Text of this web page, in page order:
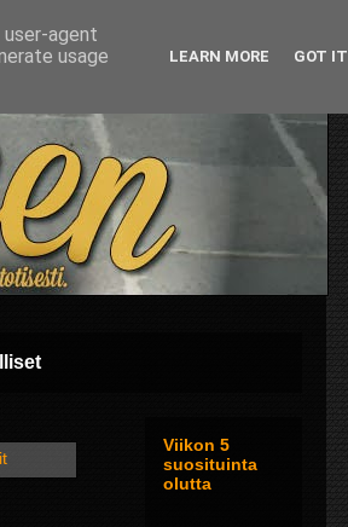
Viikon 5
suosituinta
olutta
agent
usage
LEARN MORE GOT IT